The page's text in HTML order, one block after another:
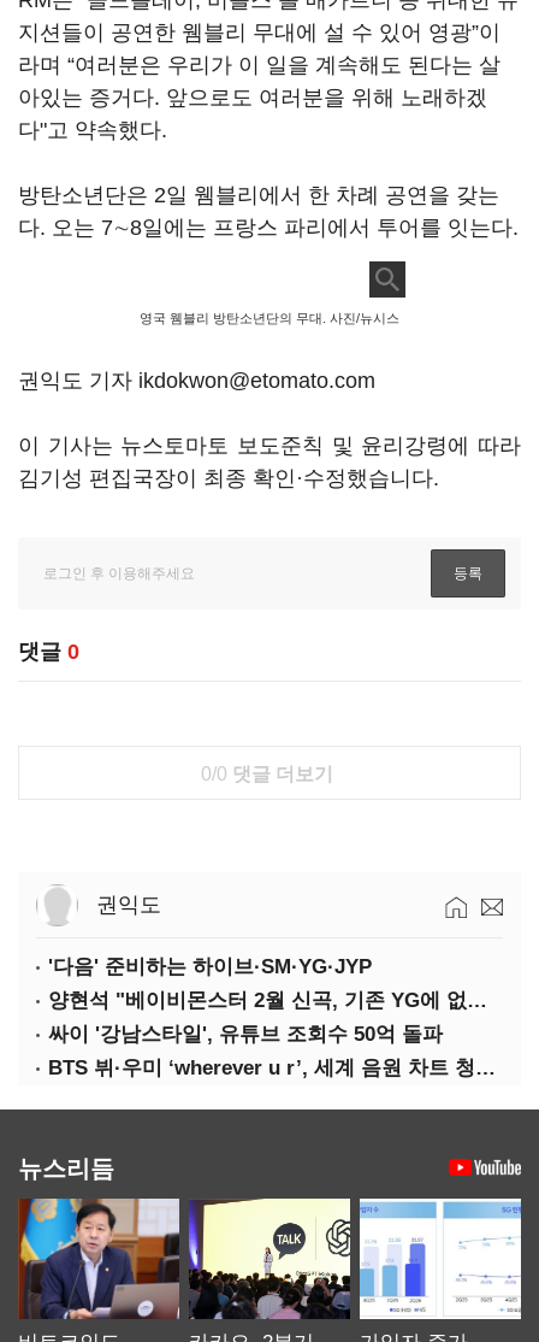
지션들이 공연한 웸블리 무대에 설 수 있어 영광”이
라며 “여러분은 우리가 이 일을 계속해도 된다는 살
아있는 증거다. 앞으로도 여러분을 위해 노래하겠
다"고 약속했다.
방탄소년단은 2일 웸블리에서 한 차례 공연을 갖는
다. 오는 7∼8일에는 프랑스 파리에서 투어를 잇는다.
영국 웸블리 방탄소년단의 무대. 사진/뉴시스
권익도 기자 ikdokwon@etomato.com
이 기사는 뉴스토마토 보도준칙 및 윤리강령에 따라
김기성 편집국장이 최종 확인·수정했습니다.
댓글 0
0/0 댓글 더보기
권익도
'다음' 준비하는 하이브·SM·YG·JYP
양현석 "베이비몬스터 2월 신곡, 기존 YG에 없던 노래"
싸이 '강남스타일', 유튜브 조회수 50억 돌파
BTS 뷔·우미 ‘wherever u r’, 세계 음원 차트 청신호
뉴스리듬